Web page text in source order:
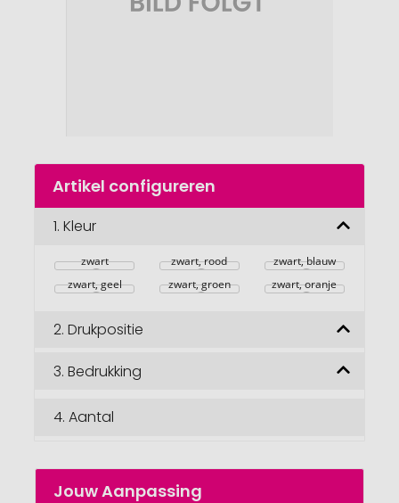
Naar
begin
afbeeldingengalerij
Artikel configureren
1. Kleur
zwart zwart, rood
zwart, blauw
zwart, geel
zwart, groen zwart, oranje
2. Drukpositie
3. Bedrukking
4. Aantal
Jouw Aanpassing